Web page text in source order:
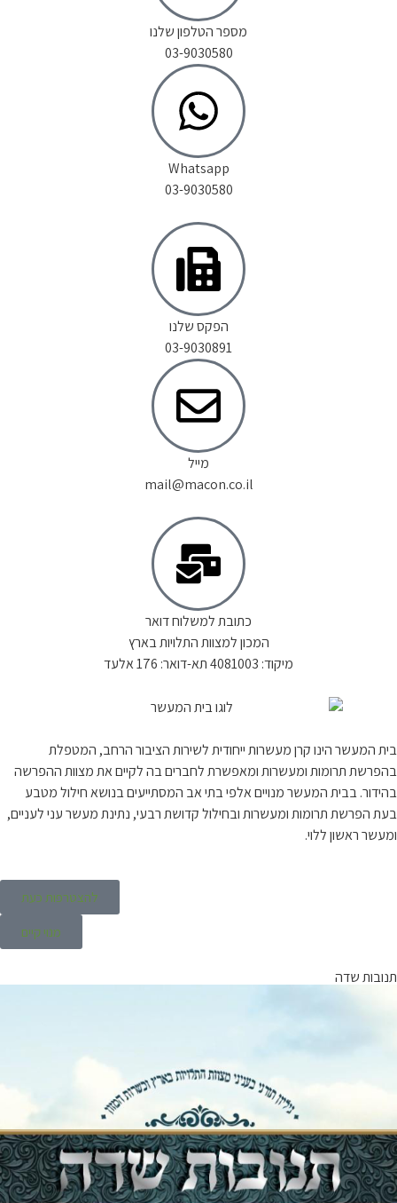
מספר הטלפון שלנו
03-9030580
Whatsapp
03-9030580
הפקס שלנו
03-9030891
מייל
mail@macon.co.il
כתובת למשלוח דואר
המכון למצוות התלויות בארץ
מיקוד: 4081003 תא-דואר: 176 אלעד
בית המעשר הינו קרן מעשרות ייחודית לשירות הציבור הרחב, המטפלת
בהפרשת תרומות ומעשרות ומאפשרת לחברים בה לקיים את מצוות ההפרשה
בהידור. בבית המעשר מנויים אלפי בתי אב המסתייעים בנושא חילול מטבע
בעת הפרשת תרומות ומעשרות ובחילול קדושת רבעי, נתינת מעשר עני לעניים,
ומעשר ראשון ללוי.
להצטרפות כעת
מנוי קיים
תנובות שדה